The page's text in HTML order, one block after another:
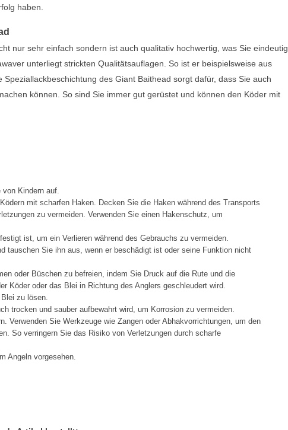
haben.
nur sehr einfach sondern ist auch qualitativ hochwertig, was Sie eindeutig
unterliegt strickten Qualitätsauflagen. So ist er beispielsweise aus
des Giant Baithead sorgt dafür, dass Sie auch
können. So sind Sie immer gut gerüstet und können den Köder mit
Kindern auf.
mit scharfen Haken. Decken Sie die Haken während des Transports
zu vermeiden. Verwenden Sie einen Hakenschutz, um
ist, um ein Verlieren während des Gebrauchs zu vermeiden.
tauschen Sie ihn aus, wenn er beschädigt ist oder seine Funktion nicht
oder Büschen zu befreien, indem Sie Druck auf die Rute und die
Köder oder das Blei in Richtung des Anglers geschleudert wird.
zu lösen.
trocken und sauber aufbewahrt wird, um Korrosion zu vermeiden.
Verwenden Sie Werkzeuge wie Zangen oder Abhakvorrichtungen, um den
So verringern Sie das Risiko von Verletzungen durch scharfe
Angeln vorgesehen.